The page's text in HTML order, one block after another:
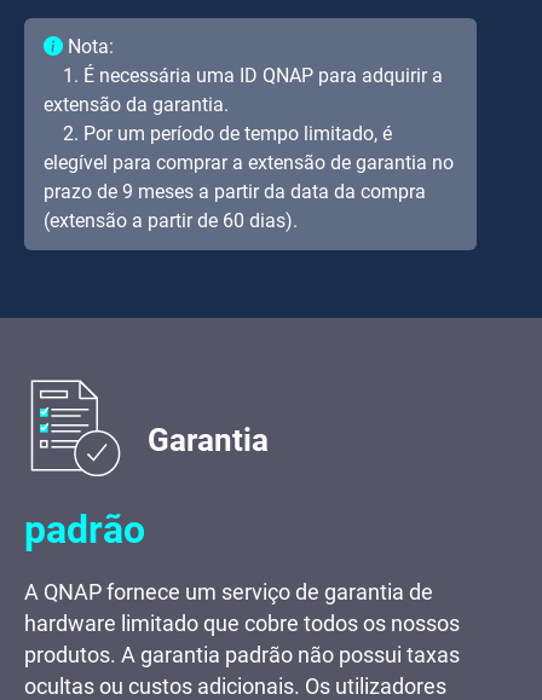
Garantia
padrão
A QNAP fornece um serviço de garantia de
hardware limitado que cobre todos os nossos
produtos. A garantia padrão não possui taxas
ocultas ou custos adicionais. Os utilizadores
Nota:
1. É necessária uma ID QNAP para adquirir a
extensão da garantia.
2. Por um período de tempo limitado, é
elegível para comprar a extensão de garantia no
prazo de 9 meses a partir da data da compra
(extensão a partir de 60 dias).